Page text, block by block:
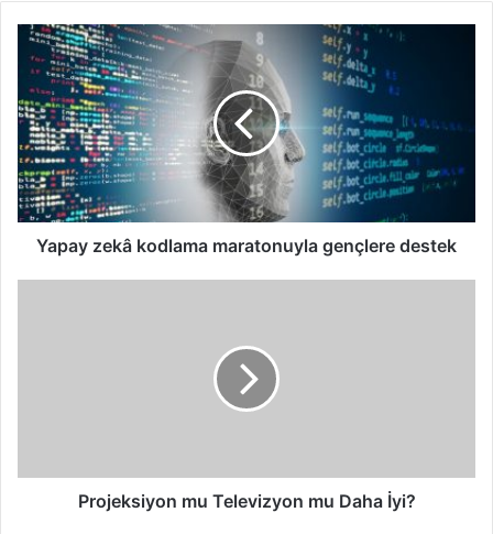
Yapay
zekâ
kodlama
maratonuyla
gençlere
destek
Yapay zekâ kodlama maratonuyla gençlere destek
Projeksiyon mu Televizyon mu Daha İyi?